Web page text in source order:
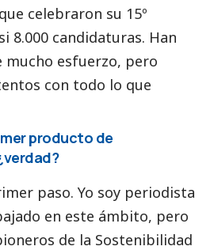
celebraron su 15º
8.000 candidaturas. Han
mucho esfuerzo, pero
con todo lo que
producto de
paso. Yo soy periodista
en este ámbito, pero
de la Sostenibilidad